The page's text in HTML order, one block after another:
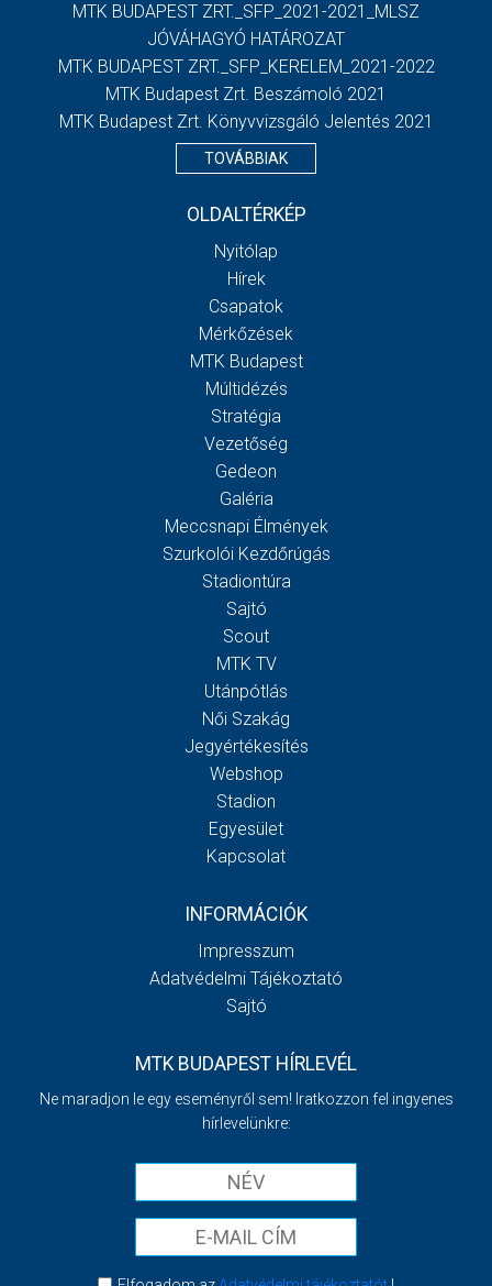
MTK BUDAPEST ZRT._SFP_2021-2021_MLSZ
JÓVÁHAGYÓ HATÁROZAT
MTK BUDAPEST ZRT._SFP_KERELEM_2021-2022
MTK Budapest Zrt. Beszámoló 2021
MTK Budapest Zrt. Könyvvizsgáló Jelentés 2021
TOVÁBBIAK
OLDALTÉRKÉP
Nyitólap
Hírek
Csapatok
Mérkőzések
MTK Budapest
Múltidézés
Stratégia
Vezetőség
Gedeon
Galéria
Meccsnapi Élmények
Szurkolói Kezdőrúgás
Stadiontúra
Sajtó
Scout
MTK TV
Utánpótlás
Női Szakág
Jegyértékesítés
Webshop
Stadion
Egyesület
Kapcsolat
INFORMÁCIÓK
Impresszum
Adatvédelmi Tájékoztató
Sajtó
MTK BUDAPEST HÍRLEVÉL
Ne maradjon le egy eseményről sem! Iratkozzon fel ingyenes
hírlevelünkre: